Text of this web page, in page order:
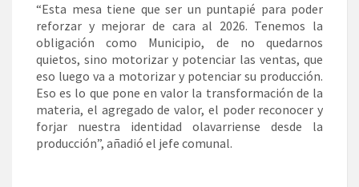
“Esta mesa tiene que ser un puntapié para poder
reforzar y mejorar de cara al 2026. Tenemos la
obligación como Municipio, de no quedarnos
quietos, sino motorizar y potenciar las ventas, que
eso luego va a motorizar y potenciar su producción.
Eso es lo que pone en valor la transformación de la
materia, el agregado de valor, el poder reconocer y
forjar nuestra identidad olavarriense desde la
producción”, añadió el jefe comunal.